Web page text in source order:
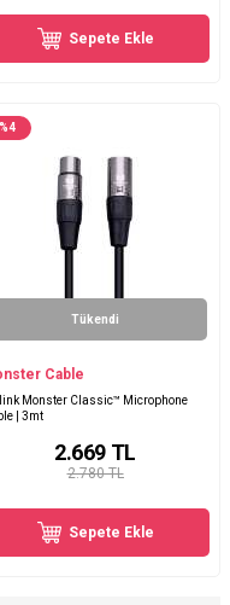
Sepete Ekle
%4
Tükendi
Cable
Monster Classic™ Microphone
| 3mt
2.780 TL
2.669 TL
Sepete Ekle